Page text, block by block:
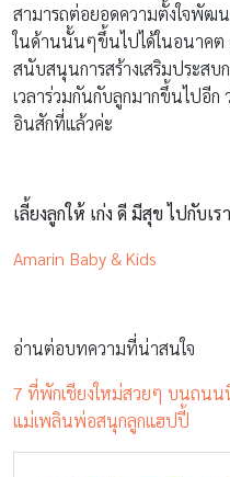
สามารถต่อยอดความตั้งใจพัฒ
ในด้านนั้นๆขึ้นไปได้ในอนาค
สนับสนุนการสร้างเสริมประส
เวลาร่วมกันกับลูกมากขึ้นไปอี
อินสักที่แล้วค่ะ
เลี้ยงลูกให้ เก่ง ดี มีสุข ไปกับเ
Amarin Baby & Kids
อ่านต่อบทความที่น่าสนใจ
7 ที่พักเชียงใหม่สวยๆ บนถนน
แม่เพลินพ่อสนุกลูกแฮปปี้